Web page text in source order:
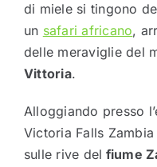
di miele si tingono
un safari africano,
delle meraviglie del
Vittoria.
Alloggiando presso
Victoria Falls
sulle rive del fiume